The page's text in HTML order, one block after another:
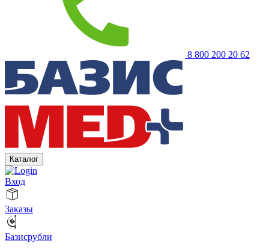
8 800 200 20 62
Каталог
Вход
Заказы
Базисрубли